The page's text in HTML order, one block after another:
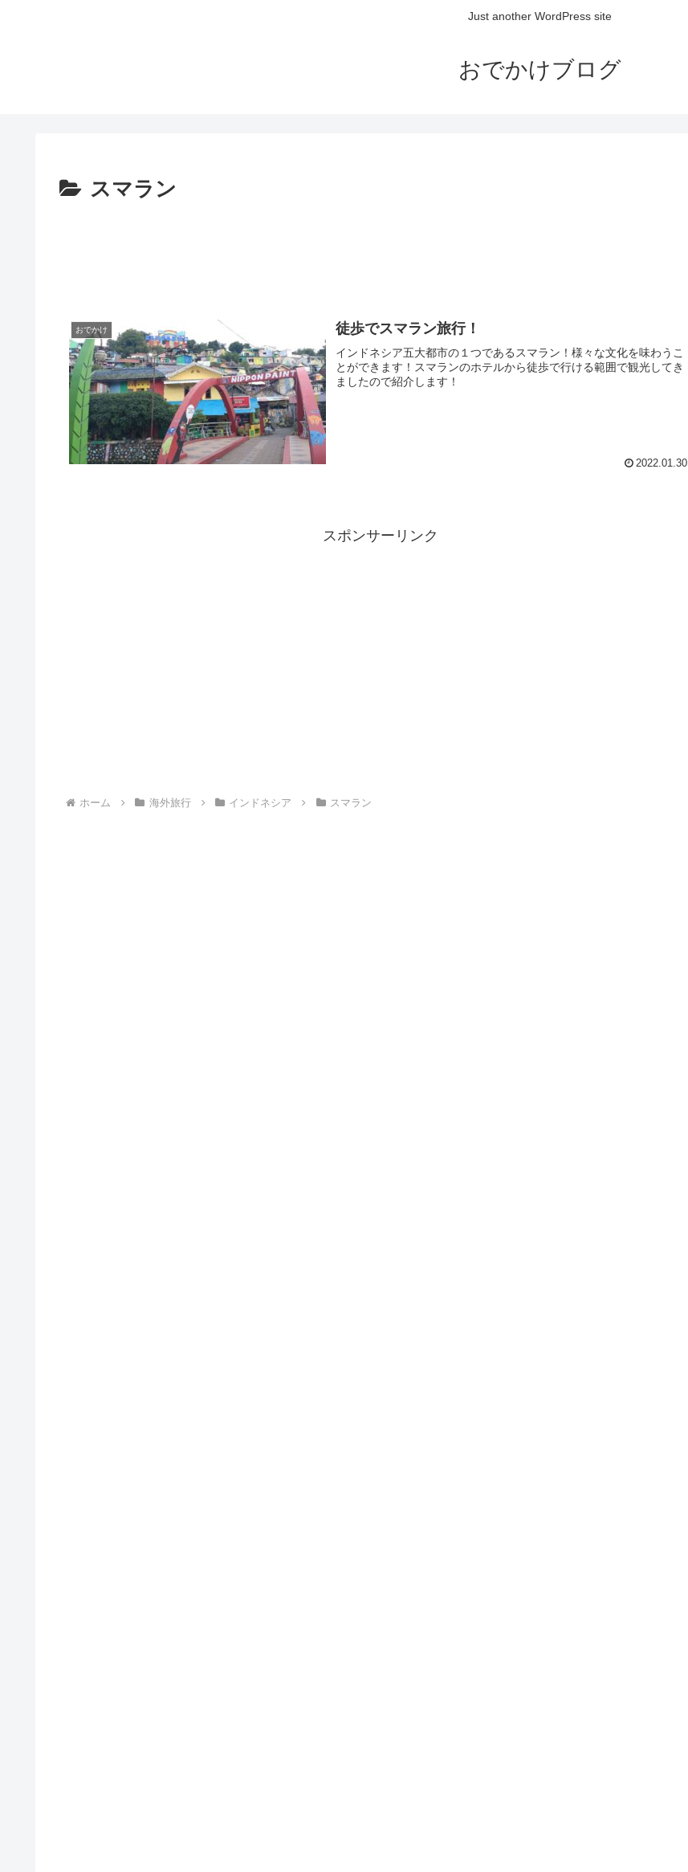
Just another WordPress site
おでかけブログ
スマラン
おでかけ 徒歩でスマラン旅行！
インドネシア五大都市の１つであるスマラン！様々な文化を味わうこ
とができます！スマランのホテルから徒歩で行ける範囲で観光してき
ましたので紹介します！
2022.01.30
スポンサーリンク
ホーム 海外旅行 インドネシア スマラン